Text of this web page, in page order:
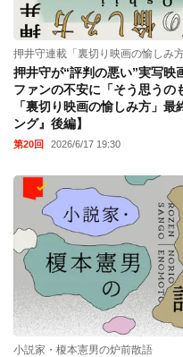
押井守連載「裏切り映画の愉しみ方
押井守が“評判の悪い”実写映
ファンの不安に「そう思うの
「裏切り映画の愉しみ方」
ング』後編】
第20回 2026/6/17 19:30
小説家・榎本憲男の炉前散語